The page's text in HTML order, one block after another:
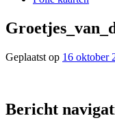
Geplaatst op 16 oktober
Bericht